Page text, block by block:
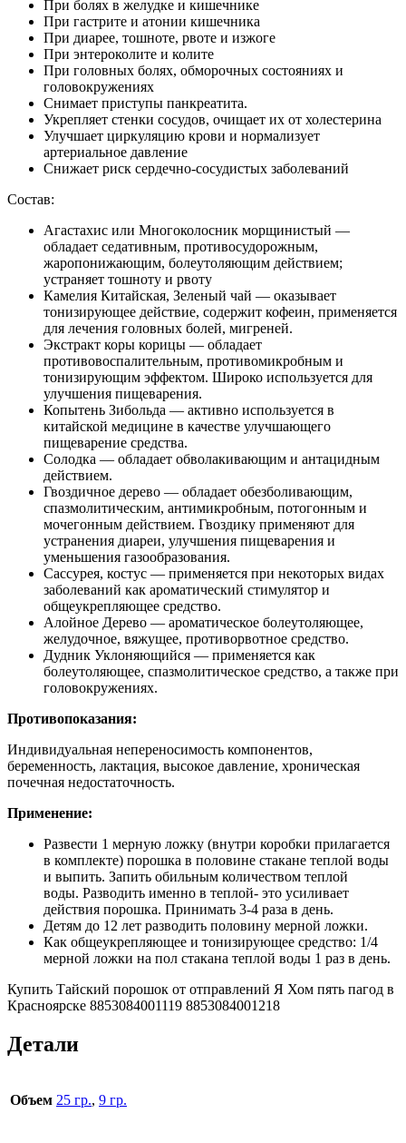
При болях в желудке и кишечнике
При гастрите и атонии кишечника
При диарее, тошноте, рвоте и изжоге
При энтероколите и колите
При головных болях, обморочных состояниях и
головокружениях
Снимает приступы панкреатита.
Укрепляет стенки сосудов, очищает их от холестерина
Улучшает циркуляцию крови и нормализует
артериальное давление
Снижает риск сердечно-сосудистых заболеваний
Состав:
Агастахис или Многоколосник морщинистый —
обладает седативным, противосудорожным,
жаропонижающим, болеутоляющим действием;
устраняет тошноту и рвоту
Камелия Китайская, Зеленый чай — оказывает
тонизирующее действие, содержит кофеин, применяется
для лечения головных болей, мигреней.
Экстракт коры корицы — обладает
противовоспалительным, противомикробным и
тонизирующим эффектом. Широко используется для
улучшения пищеварения.
Копытень Зибольда — активно используется в
китайской медицине в качестве улучшающего
пищеварение средства.
Солодка — обладает обволакивающим и антацидным
действием.
Гвоздичное дерево — обладает обезболивающим,
спазмолитическим, антимикробным, потогонным и
мочегонным действием. Гвоздику применяют для
устранения диареи, улучшения пищеварения и
уменьшения газообразования.
Сассурея, костус — применяется при некоторых видах
заболеваний как ароматический стимулятор и
общеукрепляющее средство.
Алойное Дерево — ароматическое болеутоляющее,
желудочное, вяжущее, противорвотное средство.
Дудник Уклоняющийся — применяется как
болеутоляющее, спазмолитическое средство, а также при
головокружениях.
Противопоказания:
Индивидуальная непереносимость компонентов,
беременность, лактация, высокое давление, хроническая
почечная недостаточность.
Применение:
Развести 1 мерную ложку (внутри коробки прилагается
в комплекте) порошка в половине стакане теплой воды
и выпить. Запить обильным количеством теплой
воды. Разводить именно в теплой- это усиливает
действия порошка. Принимать 3-4 раза в день.
Детям до 12 лет разводить половину мерной ложки.
Как общеукрепляющее и тонизирующее средство: 1/4
мерной ложки на пол стакана теплой воды 1 раз в день.
Купить Тайский порошок от отправлений Я Хом пять пагод в
Красноярске 8853084001119 8853084001218
Детали
Объем 25 гр., 9 гр.